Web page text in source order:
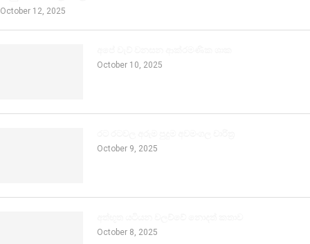
October 12, 2025
October 10, 2025
October 9, 2025
October 8, 2025